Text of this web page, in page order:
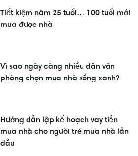
Tiết kiệm năm 25 tuổi… 100 tuổi mới
mua được nhà
Vì sao ngày càng nhiều dân văn
phòng chọn mua nhà sống xanh?
Hướng dẫn lập kế hoạch vay tiền
mua nhà cho người trẻ mua nhà lần
đầu